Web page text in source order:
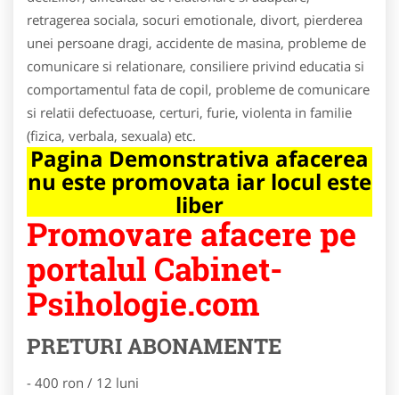
retragerea sociala, socuri emotionale, divort, pierderea
unei persoane dragi, accidente de masina, probleme de
comunicare si relationare, consiliere privind educatia si
comportamentul fata de copil, probleme de comunicare
si relatii defectuoase, certuri, furie, violenta in familie
(fizica, verbala, sexuala) etc.
Pagina Demonstrativa afacerea
nu este promovata iar locul este
liber
Promovare afacere pe
portalul Cabinet-
Psihologie.com
PRETURI ABONAMENTE
- 400 ron / 12 luni